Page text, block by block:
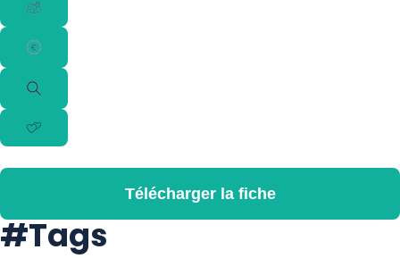
Télécharger la fiche
#Tags